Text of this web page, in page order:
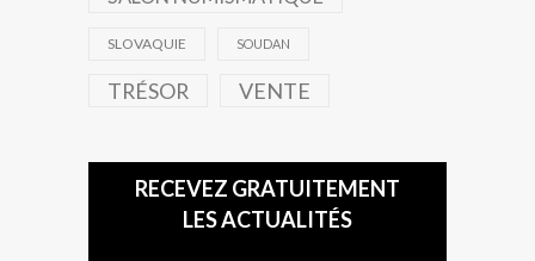
SLOVAQUIE SOUDAN
TRÉSOR VENTE
RECEVEZ GRATUITEMENT
LES ACTUALITÉS